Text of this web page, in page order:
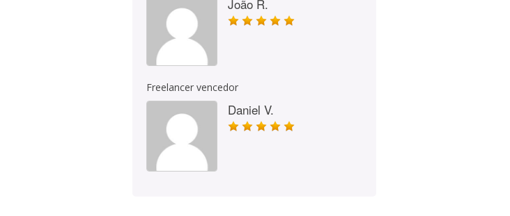
João R.
Freelancer vencedor
Daniel V.